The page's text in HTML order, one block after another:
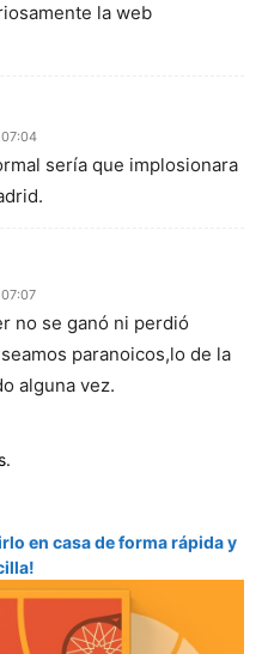
la web
sería que implosionara
no se ganó ni perdió
paranoicos,lo de la
alguna vez.
en casa de forma rápida y